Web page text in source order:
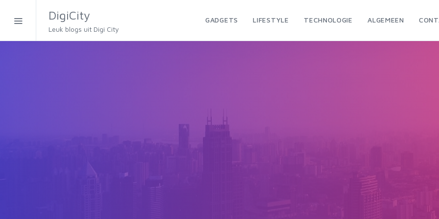
DigiCity
Leuk blogs uit Digi City
GADGETS LIFESTYLE TECHNOLOGIE ALGEMEEN